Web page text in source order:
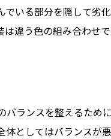
いる部分を隠して劣
違う色の組み合わせで
ランスを整えるため
としてはバランスが